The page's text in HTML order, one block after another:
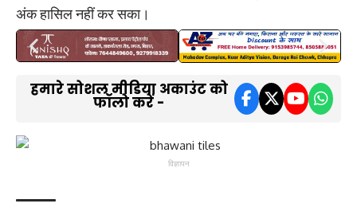
अंक हासिल नहीं कर सका।
हमारे सोशल मीडिया अकाउंट को
फॉलो करें -
विज्ञापन